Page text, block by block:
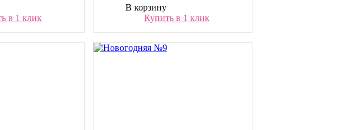
в 1 клик
В корзину
Купить в 1 клик